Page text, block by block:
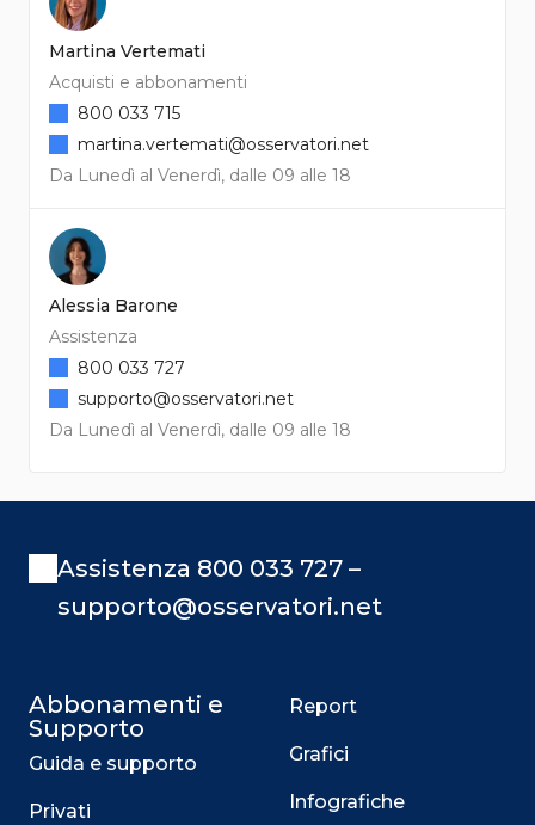
Martina Vertemati
Acquisti e abbonamenti
Da Lunedì al Venerdì, dalle 09 alle 18
800 033 715
martina.vertemati@osservatori.net
Alessia Barone
Assistenza
Da Lunedì al Venerdì, dalle 09 alle 18
800 033 727
supporto@osservatori.net
Assistenza 800 033 727 –
supporto@osservatori.net
Abbonamenti e
Supporto
Guida e supporto
Privati
Report
Grafici
Infografiche